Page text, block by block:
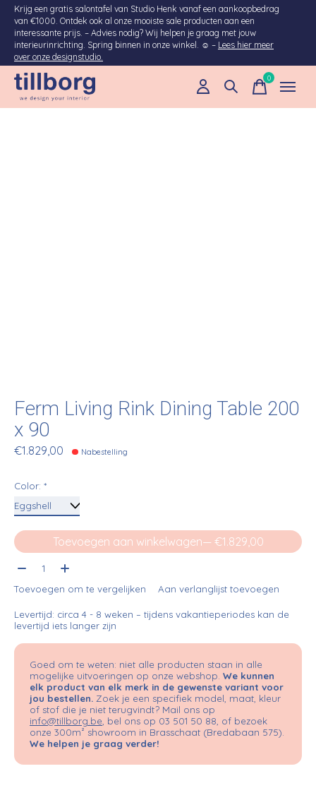
Krijg een gratis salontafel van Studio Henk vanaf een aankoopbedrag
van €1000. Ontdek ook al onze mooiste sale producten aan een
interessante prijs. – Advies nodig? Wij helpen je graag met jouw
interieurinrichting. Spring binnen in onze winkel. ☺ – Lees hier meer
over onze designstudio.
0items
Ferm Living Rink Dining Table 200
x 90
€1.829,00 Nabestelling
Color: *
Toevoegen aan winkelwagen
— €1.829,00
Aantal:
Toevoegen om te vergelijken Aan verlanglijst toevoegen
Levertijd: circa 4 - 8 weken – tijdens vakantieperiodes kan de
levertijd iets langer zijn
Goed om te weten: niet alle producten staan in alle
mogelijke uitvoeringen op onze webshop. We kunnen
elk product van elk merk in de gewenste variant voor
jou bestellen. Zoek je een specifiek model, maat, kleur
of stof die je niet terugvindt? Mail ons op
info@tillborg.be , bel ons op 03 501 50 88, of bezoek
onze 300m² showroom in Brasschaat (Bredabaan 575).
We helpen je graag verder!